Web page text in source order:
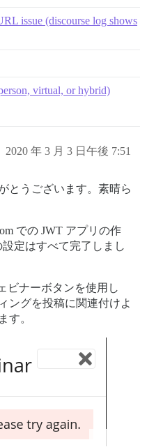
issue (discourse log shows
virtual, or hybrid)
2020 年 3 月 3 日午後 7:51
とうございます。素晴ら
での JWT アプリの作
設定はすべて完了しまし
ビナーボタンを使用し
ングを投稿に関連付けよ
す。